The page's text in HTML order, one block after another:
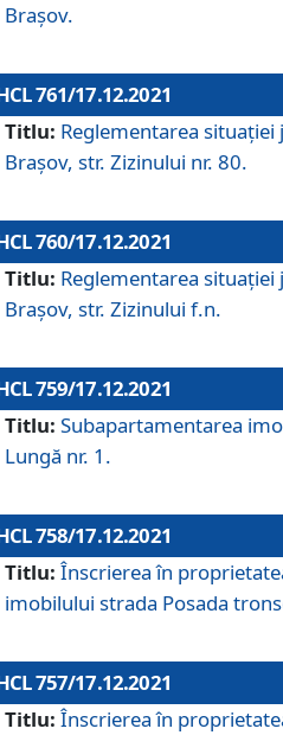
Brașov.
761/17.12.2021
Titlu: Reglementarea
Brașov, str. Zizinului nr. 80.
760/17.12.2021
Titlu: Reglementarea
Brașov, str. Zizinului f.n.
759/17.12.2021
Titlu: Subapartamentarea
Lungă nr. 1.
758/17.12.2021
Titlu: Înscrierea în
imobilului strada Posada
757/17.12.2021
Titlu: Înscrierea în